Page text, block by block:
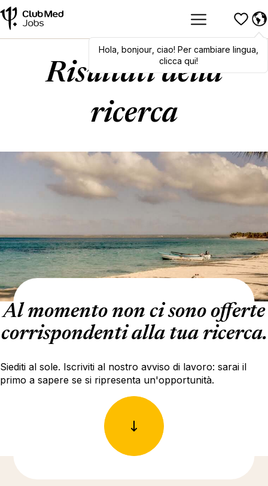
Hola,bonjour,ciao! To switch
languages, click here!
Hola bonjour, ciao! Per cambiare lingua,
clicca qui!
Risultati della
ricerca
Al momento non ci sono offerte
corrispondenti alla tua ricerca.
Siediti al sole. Iscriviti al nostro avviso di lavoro: sarai il
primo a sapere se si ripresenta un'opportunità.